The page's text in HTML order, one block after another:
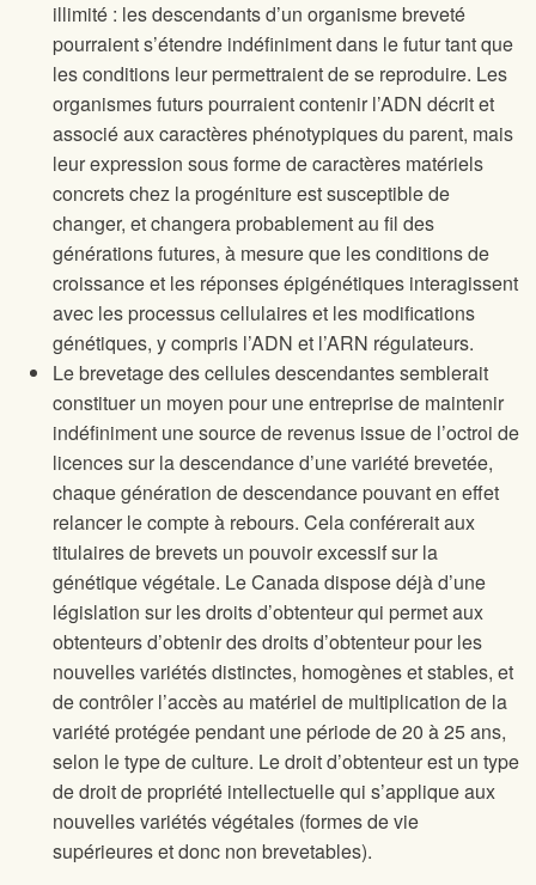
illimité : les descendants d’un organisme breveté
pourraient s’étendre indéfiniment dans le futur tant que
les conditions leur permettraient de se reproduire. Les
organismes futurs pourraient contenir l’ADN décrit et
associé aux caractères phénotypiques du parent, mais
leur expression sous forme de caractères matériels
concrets chez la progéniture est susceptible de
changer, et changera probablement au fil des
générations futures, à mesure que les conditions de
croissance et les réponses épigénétiques interagissent
avec les processus cellulaires et les modifications
génétiques, y compris l’ADN et l’ARN régulateurs.
Le brevetage des cellules descendantes semblerait
constituer un moyen pour une entreprise de maintenir
indéfiniment une source de revenus issue de l’octroi de
licences sur la descendance d’une variété brevetée,
chaque génération de descendance pouvant en effet
relancer le compte à rebours. Cela conférerait aux
titulaires de brevets un pouvoir excessif sur la
génétique végétale. Le Canada dispose déjà d’une
législation sur les droits d’obtenteur qui permet aux
obtenteurs d’obtenir des droits d’obtenteur pour les
nouvelles variétés distinctes, homogènes et stables, et
de contrôler l’accès au matériel de multiplication de la
variété protégée pendant une période de 20 à 25 ans,
selon le type de culture. Le droit d’obtenteur est un type
de droit de propriété intellectuelle qui s’applique aux
nouvelles variétés végétales (formes de vie
supérieures et donc non brevetables).